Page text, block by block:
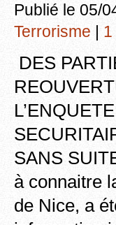
Publié le 05/
Terrorisme
DES
SANS
à connaitre
de Nice, a